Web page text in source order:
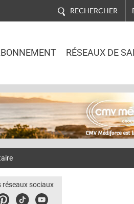
RECHERCHER
RÉSEAUX DE
réseaux sociaux
TiktokYoubute